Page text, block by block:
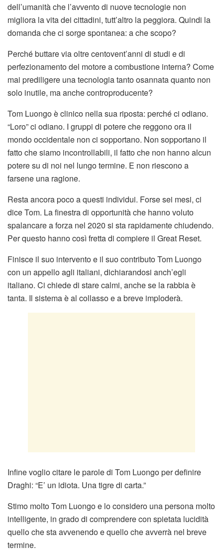
dell’umanità che l’avvento di nuove tecnologie non
migliora la vita dei cittadini, tutt’altro la peggiora. Quindi la
domanda che ci sorge spontanea: a che scopo?
Perché buttare via oltre centovent’anni di studi e di
perfezionamento del motore a combustione interna? Come
mai prediligere una tecnologia tanto osannata quanto non
solo inutile, ma anche controproducente?
Tom Luongo è clinico nella sua riposta: perché ci odiano.
“Loro” ci odiano. I gruppi di potere che reggono ora il
mondo occidentale non ci sopportano. Non sopportano il
fatto che siamo incontrollabili, il fatto che non hanno alcun
potere su di noi nel lungo termine. E non riescono a
farsene una ragione.
Resta ancora poco a questi individui. Forse sei mesi, ci
dice Tom. La finestra di opportunità che hanno voluto
spalancare a forza nel 2020 si sta rapidamente chiudendo.
Per questo hanno così fretta di compiere il Great Reset.
Finisce il suo intervento e il suo contributo Tom Luongo
con un appello agli italiani, dichiarandosi anch’egli
italiano. Ci chiede di stare calmi, anche se la rabbia è
tanta. Il sistema è al collasso e a breve imploderà.
Infine voglio citare le parole di Tom Luongo per definire
Draghi: “E’ un idiota. Una tigre di carta.”
Stimo molto Tom Luongo e lo considero una persona molto
intelligente, in grado di comprendere con spietata lucidità
quello che sta avvenendo e quello che avverrà nel breve
termine.